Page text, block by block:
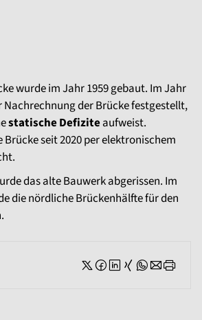
wurde im Jahr 1959 gebaut. Im Jahr
Nachrechnung der Brücke festgestellt,
statische Defiziteaufweist.
Brücke seit 2020 per elektronischem
das alte Bauwerk abgerissen. Im
die nördliche Brückenhälfte für den